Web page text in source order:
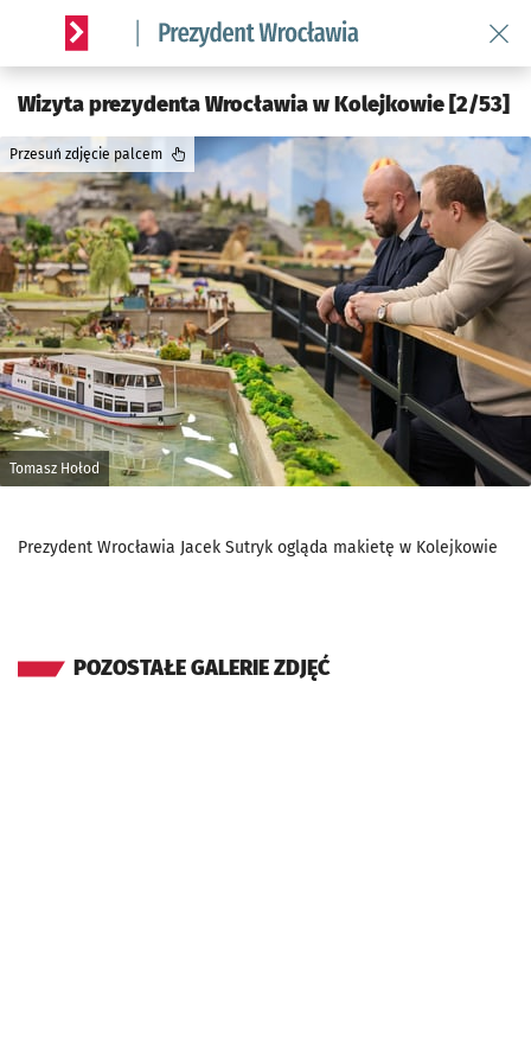
Serwis informacyjny wroclaw.pl podserwis: Prezydent
Wizyta prezydenta Wrocławia w Kolejkowie [2/53]
Tomasz Hołod
Przesuń zdjęcie palcem
Prezydent Wrocławia Jacek Sutryk ogląda makietę w Kolejkowie
POZOSTAŁE GALERIE ZDJĘĆ